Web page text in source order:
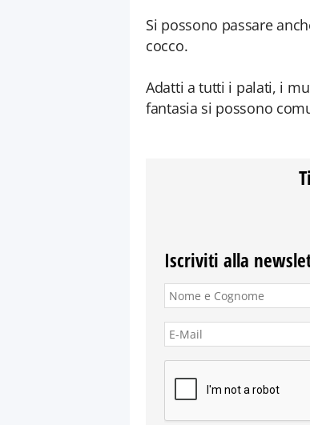
Si possono passare
cocco.
Adatti a tutti i palati, i
fantasia si possono
Iscriviti alla